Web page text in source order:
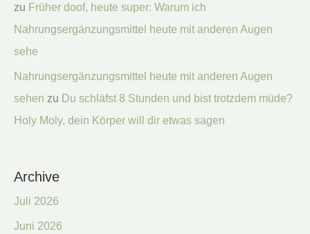
zu Früher doof, heute super: Warum ich
Nahrungsergänzungsmittel heute mit anderen Augen
sehe
Nahrungsergänzungsmittel heute mit anderen Augen
sehen zu Du schläfst 8 Stunden und bist trotzdem müde?
Holy Moly, dein Körper will dir etwas sagen
Archive
Juli 2026
Juni 2026